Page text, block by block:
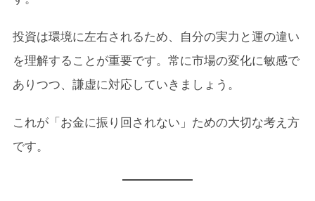
投資は環境に左右されるため、自分の実力と運の違い
を理解することが重要です。常に市場の変化に敏感で
ありつつ、謙虚に対応していきましょう。
これが「お金に振り回されない」ための大切な考え方
です。